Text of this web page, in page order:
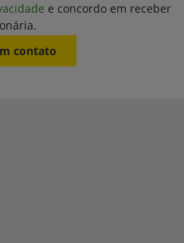
e concordo em receber
contato